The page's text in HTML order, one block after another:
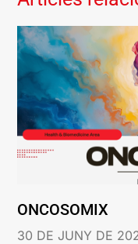
ONCOSOMIX
30 DE JUNY DE